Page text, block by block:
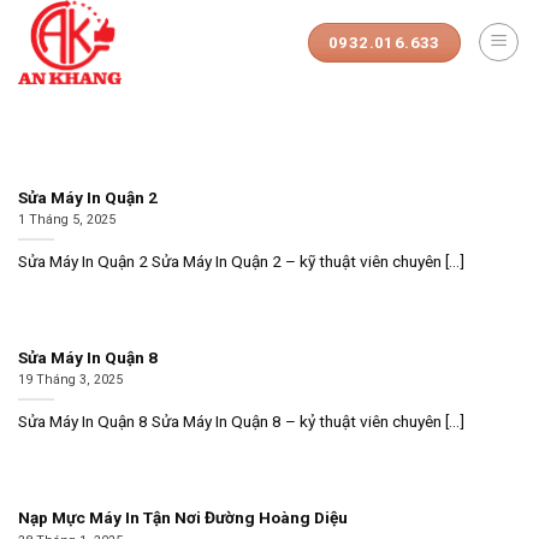
Skip
content
0932.016.633
Sửa Máy In Quận 2
1 Tháng 5, 2025
Sửa Máy In Quận 2 Sửa Máy In Quận 2 – kỹ thuật viên chuyên [...]
Sửa Máy In Quận 8
19 Tháng 3, 2025
Sửa Máy In Quận 8 Sửa Máy In Quận 8 – kỷ thuật viên chuyên [...]
Nạp Mực Máy In Tận Nơi Đường Hoàng Diệu